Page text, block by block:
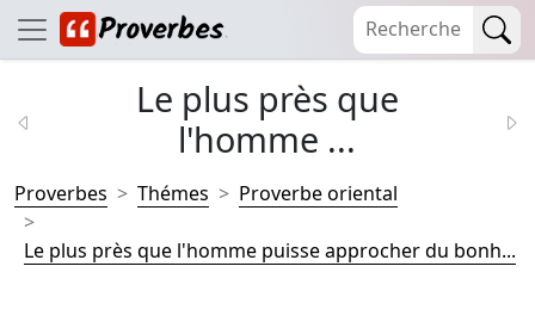
Le plus près que
l'homme ...
Proverbes Thémes Proverbe oriental
Le plus près que l'homme puisse approcher du bonh...